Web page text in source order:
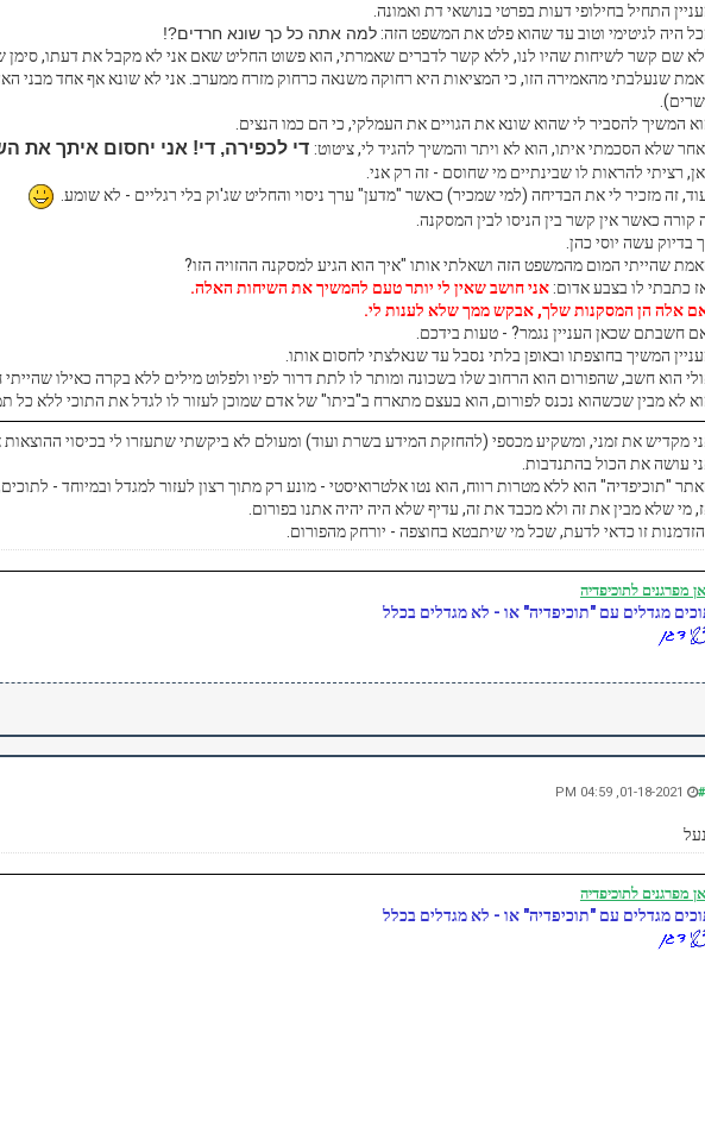
התחיל בחילופי דעות בפרטי בנושאי דת ואמונה.
היה לגיטימי וטוב עד שהוא פלט את המשפט הזה:למה אתה כל כך שונא חרדים?!
שם קשר לשיחות שהיו לנו, ללא קשר לדברים שאמרתי, הוא פשוט החליט שאם אני לא מקבל את דעתו, סימן
שנעלבתי מהאמירה הזו, כי המציאות היא רחוקה משנאה כרחוק מזרח ממערב. אני לא שונא אף אחד מבני
המשיך להסביר לי שהוא שונא את הגויים את העמלקי, כי הם כמו הנצים.
שלא הסכמתי איתו, הוא לא ויתר והמשיך להגיד לי, ציטוט: די לכפירה, די! אני יחסום איתך את
רציתי להראות לו שבינתיים מי שחוסם - זה רק אני.
זה מזכיר לי את הבדיחה (למי שמכיר) כאשר "מדען" ערך ניסוי והחליט שג'וק בלי רגליים - לא שומע.
קורה כאשר אין קשר בין הניסו לבין המסקנה.
בדיוק עשה יוסי כהן.
שהייתי המום מהמשפט הזה ושאלתי אותו "איך הוא הגיע למסקנה ההזויה הזו?
כתבתי לו בצבע אדום:אני חושב שאין לי יותר טעם להמשיך את השיחות האלה.
אלה הן המסקנות שלך, אבקש ממך שלא לענות לי.
חשבתם שכאן העניין נגמר? - טעות בידכם.
המשיך בחוצפתו ובאופן בלתי נסבל עד שנאלצתי לחסום אותו.
הוא חשב, שהפורום הוא הרחוב שלו בשכונה ומותר לו לתת דרור לפיו ולפלוט מילים ללא בקרה כאילו שהייתי
לא מבין שכשהוא נכנס לפורום, הוא בעצם מתארח ב"ביתו" של אדם שמוכן לעזור לו לגדל את התוכי ללא כל
מקדיש את זמני, ומשקיע מכספי (להחזקת המידע בשרת ועוד) ומעולם לא ביקשתי שתעזרו לי בכיסוי ההוצאות
עושה את הכול בהתנדבות.
"תוכיפדיה" הוא ללא מטרות רווח, הוא נטו אלטרואיסטי - מונע רק מתוך רצון לעזור למגדל ובמיוחד -
מי שלא מבין את זה ולא מכבד את זה, עדיף שלא היה יהיה אתנו בפורום.
זו כדאי לדעת, שכל מי שיתבטא בחוצפה - יורחק מהפורום.
מפרגנים לתוכיפדיה
מגדלים עם "תוכיפדיה" או - לא מגדלים בכלל
מפרגנים לתוכיפדיה
מגדלים עם "תוכיפדיה" או - לא מגדלים בכלל